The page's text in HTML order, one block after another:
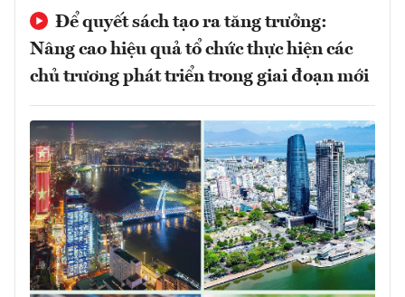
Để quyết sách tạo ra tăng trưởng:
Nâng cao hiệu quả tổ chức thực hiện các
chủ trương phát triển trong giai đoạn mới